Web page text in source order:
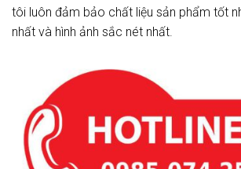
tôi luôn đảm bảo chất liệu sản phẩm tốt
nhất và hình ảnh sắc nét nhất.